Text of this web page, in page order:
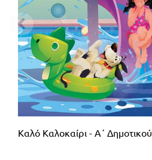
Καλό Καλοκαίρι - Α΄ Δημοτικού